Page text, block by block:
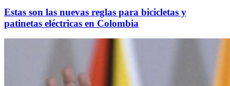
Estas son las nuevas reglas para bicicletas y
patinetas eléctricas en Colombia